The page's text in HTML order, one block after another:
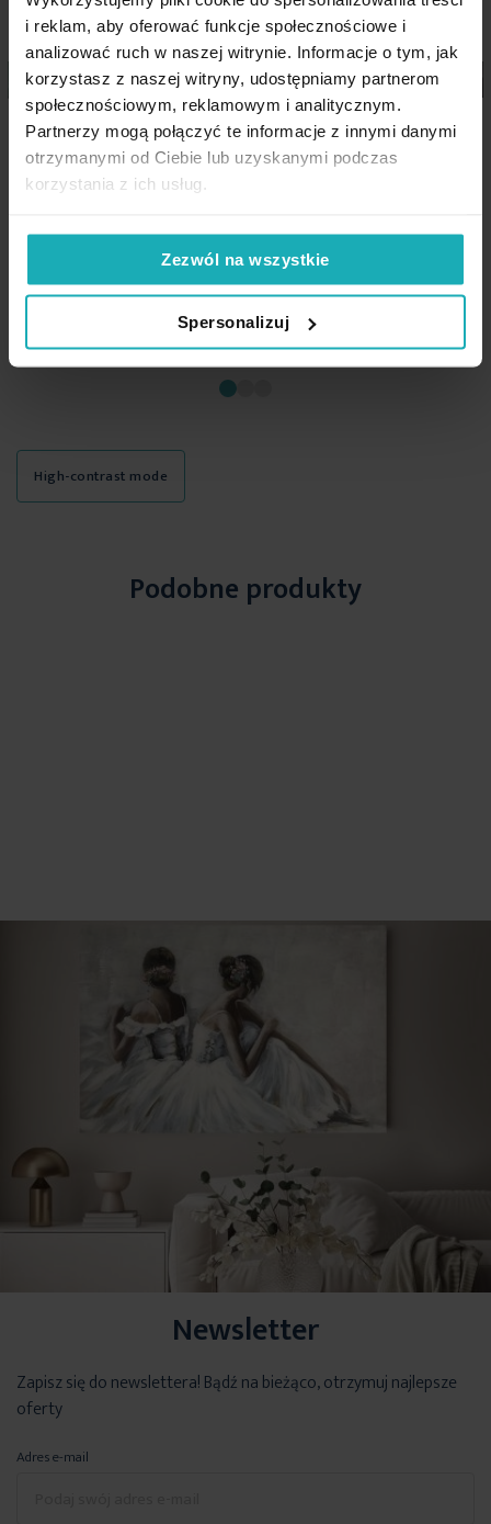
i reklam, aby oferować funkcje społecznościowe i
analizować ruch w naszej witrynie. Informacje o tym, jak
korzystasz z naszej witryny, udostępniamy partnerom
społecznościowym, reklamowym i analitycznym.
Partnerzy mogą połączyć te informacje z innymi danymi
otrzymanymi od Ciebie lub uzyskanymi podczas
korzystania z ich usług.
Zezwól na wszystkie
Spersonalizuj
Dane techniczne:
szerokość: 220 cm
długość: 210 cm
skład: 100% bawełna - satyna
Nie można wybielać i chlorować
Poszewka na poduszkę 50x70
cm z satyny bawełnianej
ciemnozielona DINA Eurofirany
Najniższa cena z 30 dni przed
Cena regularna:30,90 zł
Dodaj do listy życzeń
Prześcieradło bez gumki
160x210 cm z satyny
bawełnianej kolor
Diva Line Eurofirany
78,50 zł
Dodaj do koszyka
High-contrast mode
Podobne produkty
Newsletter
Zapisz się do newslettera! Bądź na bieżąco, otrzymuj najlepsze
oferty
Adres e-mail